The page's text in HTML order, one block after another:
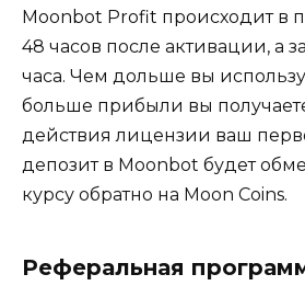
Moonbot Profit происходит в
48 часов после активации, а
часа. Чем дольше вы
больше прибыли вы
действия лицензии ваш
депозит в Moonbot будет
курсу обратно на Moon Coins.
Реферальная